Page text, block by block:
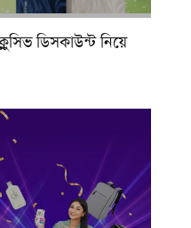
ডিসকাউন্ট নিয়ে